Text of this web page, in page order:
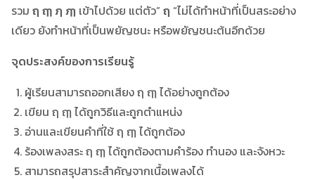
รวม ฤ ฤๅ ฦ ฦๅ เข้าไปด้วย แต่ตัว” ฤ “ไม่ได้ทำหน้าที่เป็นสระอย่าง
เดียว ยังทำหน้าที่เป็นพยัญชนะ หรือพยัญชนะต้นอีกด้วย
จุดประสงค์ของการเรียนรู้
ผู้เรียนสามารถออกเสียง ฤ ฤๅ ได้อย่างถูกต้อง
เขียน ฤ ฤๅ ได้ถูกวิธีและถูกตำแหน่ง
อ่านและเขียนคำที่ใช้ ฤ ฤๅ ได้ถูกต้อง
ร้องเพลงสระ ฤ ฤๅ ได้ถูกต้องตามคำร้อง ทำนอง และจังหวะ
สามารถสรุปสาระสำคัญจากเนื้อเพลงได้